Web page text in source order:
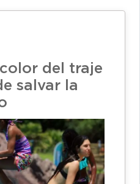
del traje
salvar la